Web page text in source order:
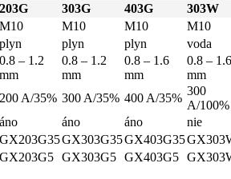
203G 303G 403G
303W
M10 M10 M10
M10
plyn plyn plyn
voda
0.8 – 1.2
mm
0.8 – 1.2
mm
0.8 – 1.6
mm
0.8 –
mm
200 A/35% 300 A/35% 400 A/35%
300
A/100%
áno áno áno
nie
GX203G35GX303G35GX403G35
GX203G5 GX303G5 GX403G5